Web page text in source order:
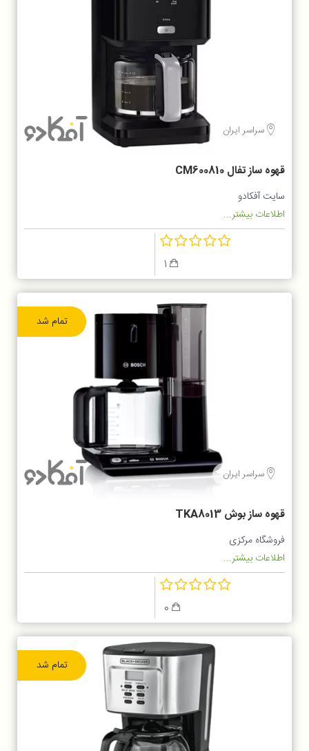
سراسر ایران
قهوه ساز تفال CM600810
سایت آفکادو
اطلاعات بیشتر...
1
تمام شد
سراسر ایران
قهوه ساز بوش TKA8013
فروشگاه مرکزی
اطلاعات بیشتر...
0
تمام شد